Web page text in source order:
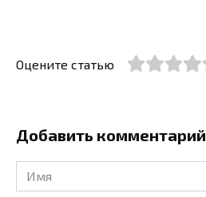
Оцените статью
Добавить комментарий
Имя
*